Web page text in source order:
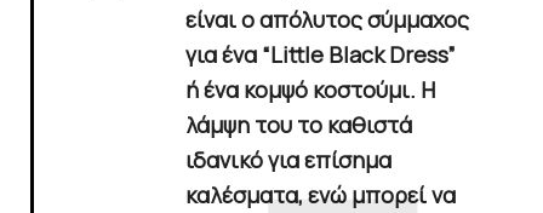
είναι ο απόλυτος σύμμαχος
για ένα “Little Black Dress”
ή ένα κομψό κοστούμι. Η
λάμψη του το καθιστά
ιδανικό για επίσημα
καλέσματα, ενώ μπορεί να